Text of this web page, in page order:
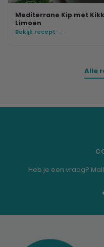
Mediterrane Kip met
Limoen
Bekijk recept →
Alle
Heb je een vraag?